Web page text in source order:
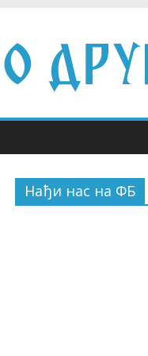
Нађи нас на ФБ